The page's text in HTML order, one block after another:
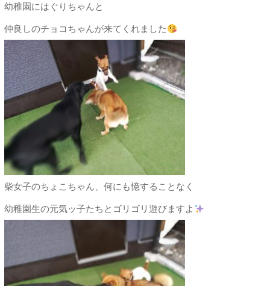
幼稚園にはぐりちゃんと
仲良しのチョコちゃんが来てくれました
柴女子のちょこちゃん、何にも憶することなく
幼稚園生の元気ッ子たちとゴリゴリ遊びますよ